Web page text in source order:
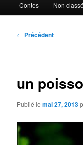
Contes Non classé
Navigation
← Précédent
un
Publié lemai 27, 2013